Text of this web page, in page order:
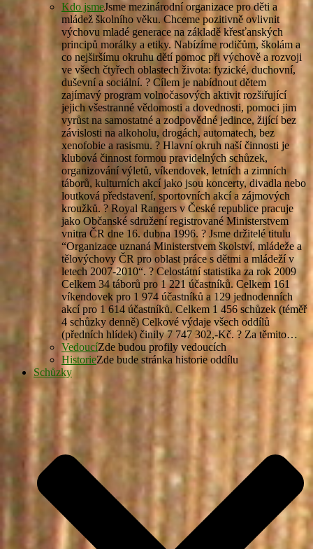
Kdo jsmeJsme mezinárodní organizace pro děti a
mládež školního věku. Chceme pozitivně ovlivnit
výchovu mladé generace na základě křesťanských
principů morálky a etiky. Nabízíme rodičům, školám a
co nejširšímu okruhu dětí pomoc při výchově a rozvoji
ve všech čtyřech oblastech života: fyzické, duchovní,
duševní a sociální. ? Cílem je nabídnout dětem
zajímavý program volnočasových aktivit rozšiřující
jejich všestranné vědomosti a dovednosti, pomoci jim
vyrůst na samostatné a zodpovědné jedince, žijící bez
závislosti na alkoholu, drogách, automatech, bez
xenofobie a rasismu. ? Hlavní okruh naší činnosti je
klubová činnost formou pravidelných schůzek,
organizování výletů, víkendovek, letních a zimních
táborů, kulturních akcí jako jsou koncerty, divadla nebo
loutková představení, sportovních akcí a zájmových
kroužků. ? Royal Rangers v České republice pracuje
jako Občanské sdružení registrované Ministerstvem
vnitra ČR dne 16. dubna 1996. ? Jsme držitelé titulu
“Organizace uznaná Ministerstvem školství, mládeže a
tělovýchovy ČR pro oblast práce s dětmi a mládeží v
letech 2007-2010“. ? Celostátní statistika za rok 2009
Celkem 34 táborů pro 1 221 účastníků. Celkem 161
víkendovek pro 1 974 účastníků a 129 jednodenních
akcí pro 1 614 účastníků. Celkem 1 456 schůzek (téměř
4 schůzky denně) Celkové výdaje všech oddílů
(předních hlídek) činily 7 747 302,-Kč. ? Za těmito…
VedoucíZde budou profily vedoucích
HistorieZde bude stránka historie oddílu
Schůzky